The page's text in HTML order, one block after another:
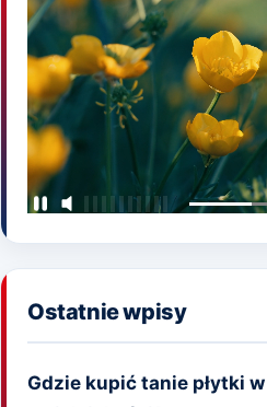
Ostatnie wpisy
Gdzie kupić tanie płytki